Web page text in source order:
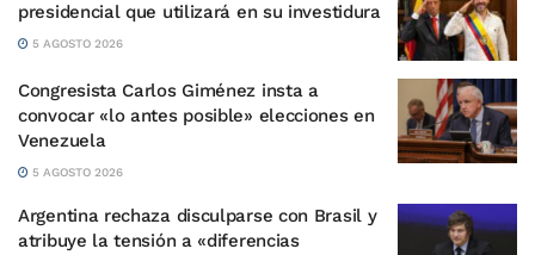
presidencial que utilizará en su investidura
5 AGOSTO 2026
Congresista Carlos Giménez insta a
convocar «lo antes posible» elecciones en
Venezuela
5 AGOSTO 2026
Argentina rechaza disculparse con Brasil y
atribuye la tensión a «diferencias